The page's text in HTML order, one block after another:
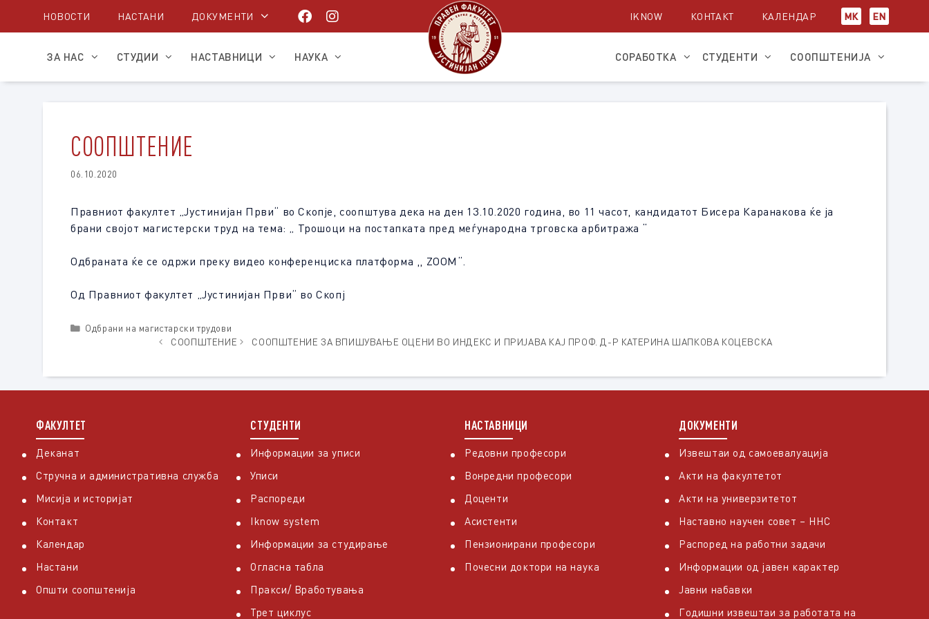
НОВОСТИ НАСТАНИ ДОКУМЕНТИ IKNOW КОНТАКТ КАЛЕНДАР МК EN
ЗА НАС СТУДИИ НАСТАВНИЦИ НАУКА СОРАБОТКА СТУДЕНТИ СООПШТЕНИЈА
СООПШТЕНИЕ
06.10.2020
Правниот факултет „Јустинијан Први“ во Скопје, соопштува дека на ден 13.10.2020 година, во 11 часот, кандидатoт Бисера Каранакова ќе ја
брани својот магистерски труд на тема: „ Трошоци на постапката пред меѓународна трговска арбитража “
Одбраната ќе се одржи преку видео конференциска платформа ,, ZOOM“.
Од Правниот факултет „Јустинијан Први“ во Скопј
Categories
Одбрани на магистарски трудови
СООПШТЕНИЕ
СООПШТЕНИЕ ЗА ВПИШУВАЊЕ ОЦЕНИ ВО ИНДЕКС И ПРИЈАВА КАЈ ПРОФ. Д-Р КАТЕРИНА ШАПКОВА КОЦЕВСКА
ФАКУЛТЕТ
Деканат
Стручна и административна служба
Мисија и историјат
Контакт
Календар
Настани
Општи соопштенија
СТУДЕНТИ
Информации за уписи
Уписи
Распореди
Iknow system
Информации за студирање
Огласна табла
Пракси/ Вработувања
Трет циклус
НАСТАВНИЦИ
Редовни професори
Вонредни професори
Доценти
Асистенти
Пензионирани професори
Почесни доктори на наука
ДОКУМЕНТИ
Извештаи од самоевалуација
Акти на факултетот
Акти на универзитетот
Наставно научен совет – ННС
Распоред на работни задачи
Информации од јавен карактер
Јавни набавки
Годишни извештаи за работата на